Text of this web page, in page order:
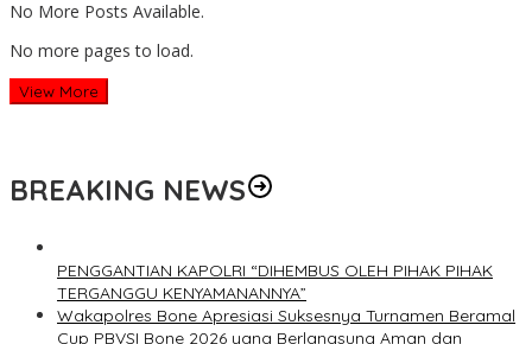
No More Posts Available.
No more pages to load.
View More
BREAKING NEWS
PENGGANTIAN KAPOLRI “DIHEMBUS OLEH PIHAK PIHAK
TERGANGGU KENYAMANANNYA”
Wakapolres Bone Apresiasi Suksesnya Turnamen Beramal
Cup PBVSI Bone 2026 yang Berlangsung Aman dan